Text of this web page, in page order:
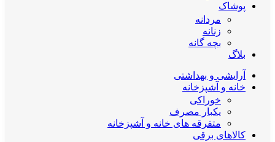
پوشاک
مردانه
زنانه
بچه گانه
بلاگ
آرایشی و بهداشتی
خانه و آشپزخانه
خوراکی
یکبار مصرف
متفرقه های خانه و آشپزخانه
کالاهای برقی